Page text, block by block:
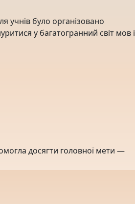
учнів було організовано
у багатогранний світ мов і
досягти головної мети —